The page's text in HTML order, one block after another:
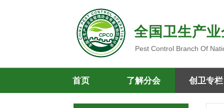
全国卫生产
Pest Control Branch Of
首页 了解分会 创卫专栏